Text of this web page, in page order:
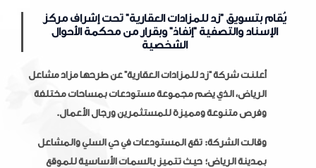
يُقام بتسويق "زد للمزادات العقارية" تحت إشراف مركز
الإسناد والتصفية "إنفاذ" وبقرار من محكمة الأحوال
الشخصية
أعلنت شركة “زد للمزادات العقارية” عن طرحها مزاد مشاعل
الرياض، الذي يضم مجموعة مستودعات بمساحات مختلفة
وفرص متنوعة ومميزة للمستثمرين ورجال الأعمال.
وقالت الشركة: تقع المستودعات في حي السلي والمشاعل
بمدينة الرياض؛ حيث تتميز بالسمات الأساسية للموقع